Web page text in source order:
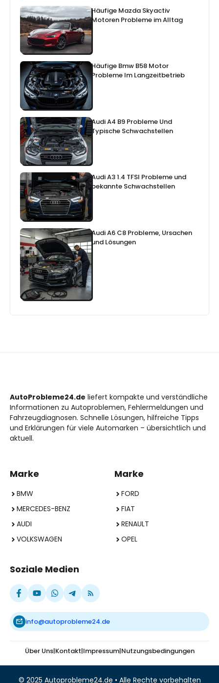
Häufige Mazda Skyactiv
Motoren Probleme im Alltag
Häufige Bmw B58 Motor
Probleme Im Langzeitbetrieb
Audi A4 B9 Probleme Und
Typische Schwachstellen
Audi A3 1.4 TFSI Probleme und
bekannte Schwachstellen
Audi A6 C8 Probleme, Ursachen
und Lösungen
AutoProbleme24.de liefert kompakte und verständliche
Informationen zu Autoproblemen, Fehlermeldungen und
Fahrzeugdiagnosen. Schnelle Lösungen, hilfreiche Tipps
und Erklärungen für viele Automarken – übersichtlich und
aktuell.
Marke
BMW
MERCEDES-BENZ
AUDI
VOLKSWAGEN
Marke
FORD
FIAT
RENAULT
OPEL
Soziale Medien
info@autoprobleme24.de
Über Uns|Kontakt|Impressum|Nutzungsbedingungen
© 2025 Autoprobleme24.de • Alle Rechte vorbehalten